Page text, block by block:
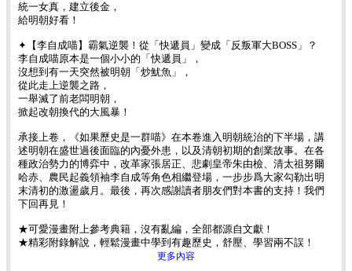
統一女真，建立後金，
給明朝好看！
✦【李自成喵】霸氣逆襲！從「快遞員」變成「反叛軍大BOSS」？
李自成喵原本是一個小小的「快遞員」，
沒想到有一天突然被明朝「炒魷魚」，
從此走上逆襲之路，
一舉滅了前老闆明朝，
掀起改朝換代的大風暴！
承接上卷，《如果歷史是一群喵》在本卷進入明朝統治的下半場，講
述明朝在盛世過後面臨的內憂外患，以及清朝初期的創業故事。在各
種政治勢力的博弈中，改革家張居正、悲劇皇帝朱由檢、清太祖努爾
哈赤、農民起義領袖李自成等角色相繼登場，一步步爲大家勾勒出明
末清初的激盪歲月。最後，再次感謝讀者朋友們對本書的支持！我們
下回再見！
★可愛漫畫附上參考典籍，沒有亂編，全部都源自文獻！
★精彩附錄解說，輕鬆漫畫中學到有趣歷史，舒壓、學習兩不誤！
更多內容